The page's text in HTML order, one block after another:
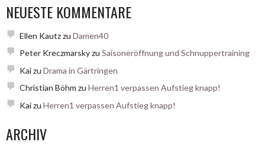
NEUESTE KOMMENTARE
Ellen Kautzzu Damen40
Peter Kreczmarskyzu Saisoneröffnung und Schnuppertraining
Kaizu Drama in Gärtringen
Christian Böhm zu Herren1 verpassen Aufstieg knapp!
Kaizu Herren1 verpassen Aufstieg knapp!
ARCHIV